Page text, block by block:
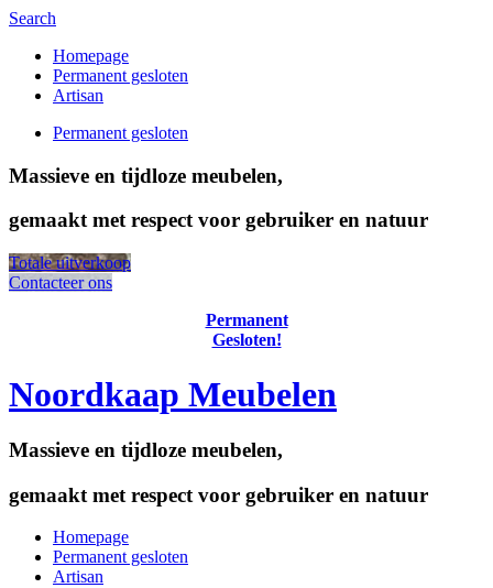
Search
Homepage
Permanent gesloten
Artisan
Permanent gesloten
Massieve en tijdloze meubelen,
gemaakt met respect voor gebruiker en natuur
Totale uitverkoop
Contacteer ons
Permanent
Gesloten!
Noordkaap Meubelen
Massieve en tijdloze meubelen,
gemaakt met respect voor gebruiker en natuur
Homepage
Permanent gesloten
Artisan